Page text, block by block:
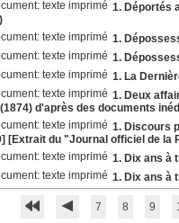
1. Déportés
1.
1.
1. La
1. Deux
d'après des documents
1. Discours
[Extrait du "Journal officiel de la
1. Dix ans à
1. Dix ans à
7 8 9